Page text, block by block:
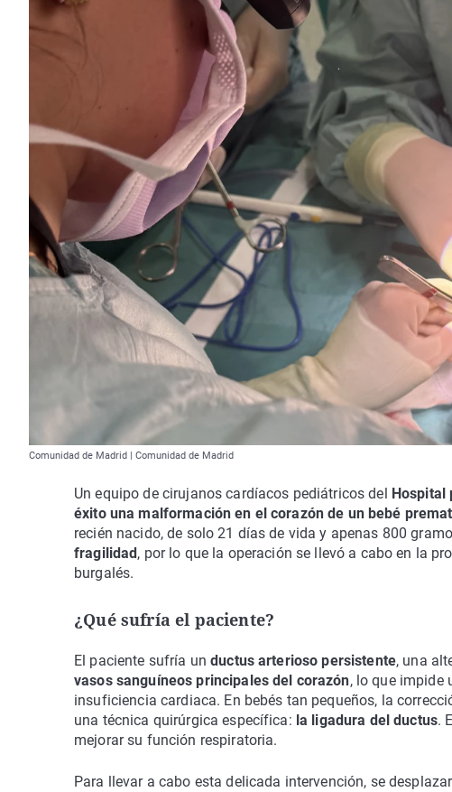
Comunidad de Madrid | Comunidad de Madrid
Un equipo de cirujanos cardíacos pediátricos del Hospital
éxito una malformación en el corazón de un bebé
recién nacido, de solo 21 días de vida y apenas 800
fragilidad , por lo que la operación se llevó a cabo en la
burgalés.
¿Qué sufría el paciente?
El paciente sufría unductus arterioso persistente, una
vasos sanguíneos principales del corazón, lo que impide
insuficiencia cardiaca. En bebés tan pequeños, la
una técnica quirúrgica específica: la ligadura del ductus.
mejorar su función respiratoria.
Para llevar a cabo esta delicada intervención, se